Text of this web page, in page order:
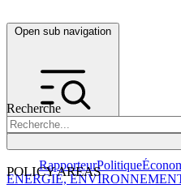
Open sub navigation
Recherche
POLICY AREAS
RapporteurPolitique
ENERGIE,